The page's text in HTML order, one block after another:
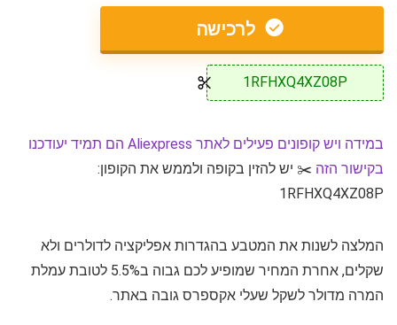
לרכישה
1RFHXQ4XZ08P
במידה ויש קופונים פעילים לאתר Aliexpress הם תמיד יעודכנו
בקישור הזה ✂️ יש להזין בקופה ולממש את הקופון:
1RFHXQ4XZ08P
המלצה לשנות את המטבע בהגדרות אפליקציה לדולרים ולא
שקלים, אחרת המחיר שמופיע לכם גבוה ב5.5% לטובת עמלת
המרה מדולר לשקל שעלי אקספרס גובה באתר.